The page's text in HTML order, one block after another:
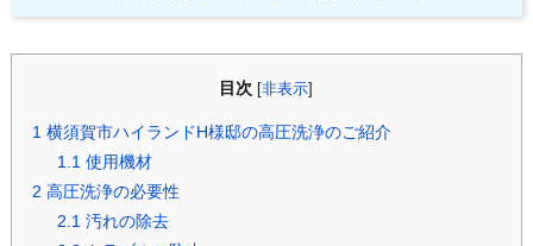
目次 [非表示
1 横須賀市ハイランドH様邸の高圧洗浄のご紹介
1.1 使用機材
2 高圧洗浄の必要性
2.1 汚れの除去